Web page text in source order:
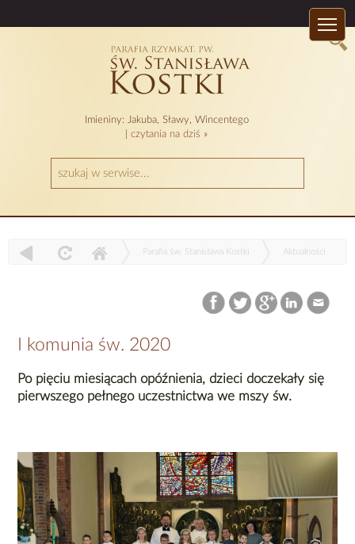
Imieniny: Jakuba, Sławy, Wincentego
czytania na dziś »
Parafia św. Stanisława Kostki Aktualności
I komunia św. 2020
Po pięciu miesiącach opóźnienia, dzieci doczekały się
pierwszego pełnego uczestnictwa we mszy św.